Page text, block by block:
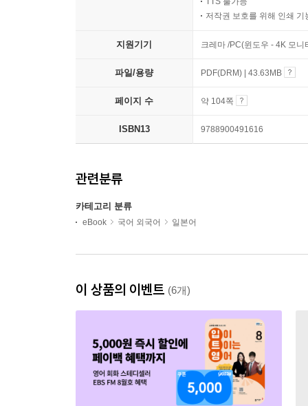
저작권 보호를 위해 인쇄 기
지원기기 크레마 /PC(윈도우 - 4K 모
파일/용량 PDF(DRM) | 43.63MB
페이지 수 약 104쪽
ISBN13 9788900491616
관련분류
카테고리 분류
eBook 국어 외국어 일본어
이 상품의 이벤트 (6개)